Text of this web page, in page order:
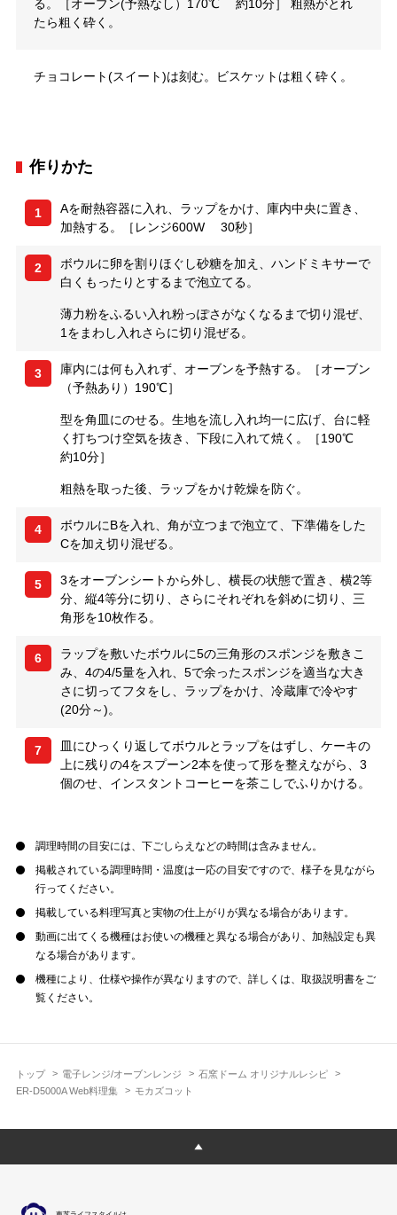
トップ 電子レンジ/オーブンレンジ
石窯ドーム オリジナルレシピ
ER-D5000A Web料理集
モカズコット
る。［オーブン(予熱なし）170℃ 約10分］ 粗熱がとれ
たら粗く砕く。
チョコレート(スイート)は刻む。ビスケットは粗く砕く。
作りかた
1
Aを耐熱容器に入れ、ラップをかけ、庫内中央に置き、
加熱する。［レンジ600W 30秒］
2
ボウルに卵を割りほぐし砂糖を加え、ハンドミキサーで
白くもったりとするまで泡立てる。
薄力粉をふるい入れ粉っぽさがなくなるまで切り混ぜ、
1をまわし入れさらに切り混ぜる。
3
庫内には何も入れず、オーブンを予熱する。［オーブン
（予熱あり）190℃］
型を角皿にのせる。生地を流し入れ均一に広げ、台に軽
く打ちつけ空気を抜き、下段に入れて焼く。［190℃
約10分］
粗熱を取った後、ラップをかけ乾燥を防ぐ。
4
ボウルにBを入れ、角が立つまで泡立て、下準備をした
Cを加え切り混ぜる。
5
3をオーブンシートから外し、横長の状態で置き、横2等
分、縦4等分に切り、さらにそれぞれを斜めに切り、三
角形を10枚作る。
6
ラップを敷いたボウルに5の三角形のスポンジを敷きこ
み、4の4/5量を入れ、5で余ったスポンジを適当な大き
さに切ってフタをし、ラップをかけ、冷蔵庫で冷やす
(20分～)。
7
皿にひっくり返してボウルとラップをはずし、ケーキの
上に残りの4をスプーン2本を使って形を整えながら、3
個のせ、インスタントコーヒーを茶こしでふりかける。
調理時間の目安には、下ごしらえなどの時間は含みません。
掲載されている調理時間・温度は一応の目安ですので、様子を見ながら
行ってください。
掲載している料理写真と実物の仕上がりが異なる場合があります。
動画に出てくる機種はお使いの機種と異なる場合があり、加熱設定も異
なる場合があります。
機種により、仕様や操作が異なりますので、詳しくは、取扱説明書をご
覧ください。